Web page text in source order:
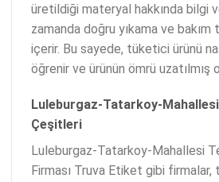
üretildiği materyal hakkında bilgi
zamanda doğru yıkama ve bakım
içerir. Bu sayede, tüketici ürünü
öğrenir ve ürünün ömrü uzatılmış
Luleburgaz-Tatarkoy-
Çeşitleri
Luleburgaz-Tatarkoy-Mahallesi
Firması Truva Etiket gibi